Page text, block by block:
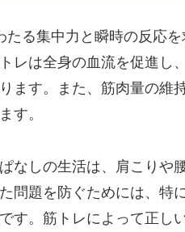
たる集中力と瞬時の反応
レは全身の血流を促進し
ます。また、筋肉量の維
す。
なしの生活は、肩こりや
問題を防ぐためには、特
す。筋トレによって正し